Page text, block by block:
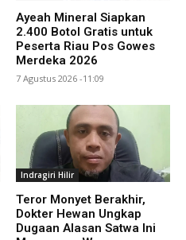
Ayeah Mineral Siapkan
2.400 Botol Gratis untuk
Peserta Riau Pos Gowes
Merdeka 2026
7 Agustus 2026 -11:09
Indragiri Hilir
Teror Monyet Berakhir,
Dokter Hewan Ungkap
Dugaan Alasan Satwa Ini